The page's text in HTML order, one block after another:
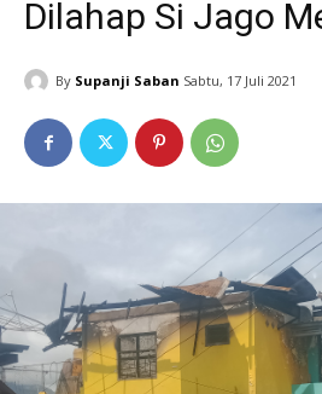
Dilahap Si Jago
By Supanji Saban Sabtu, 17 Juli 2021